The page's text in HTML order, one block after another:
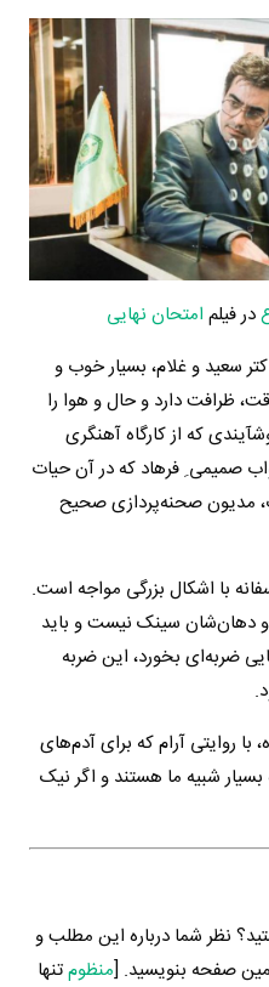
در فیلم امتحان نهایی
سعید و غلام، بسیار خوب و
ظرافت دارد و حال و هوا را
که از کارگاه آهنگری
صمیمی ِ‌ فرهاد که در آن حیات
مدیون صحنه‌پردازی صحیح
با اشکال بزرگی مواجه است.
و دهان‌شان سینک نیست و باید
ضربه‌ای بخورد، این ضربه
روایتی آرام که برای آدم‌های
شبیه ما هستند و اگر نیک
نظر شما درباره این مطلب و
صفحه بنویسید. [منظومتنها